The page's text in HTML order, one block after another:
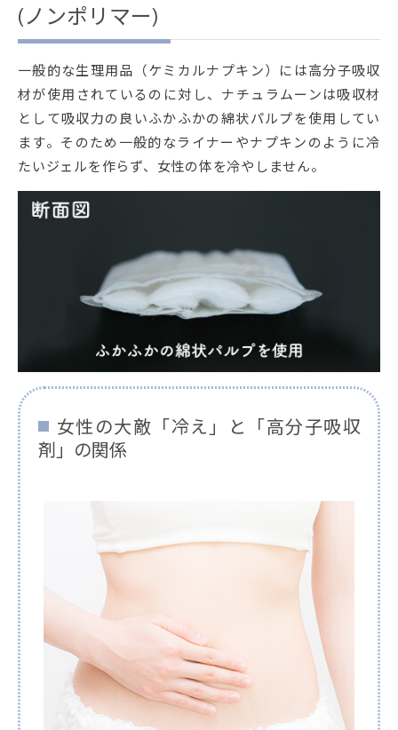
(ノンポリマー)
一般的な生理用品（ケミカルナプキン）には高分子吸収
材が使用されているのに対し、ナチュラムーンは吸収材
として吸収力の良いふかふかの綿状パルプを使用してい
ます。そのため一般的なライナーやナプキンのように冷
たいジェルを作らず、女性の体を冷やしません。
女性の大敵「冷え」と「高分子吸収
剤」の関係